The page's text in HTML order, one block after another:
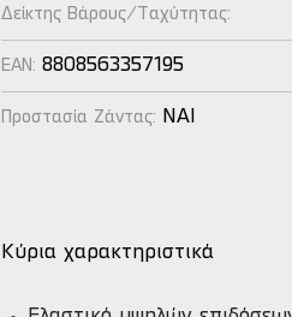
Δείκτης Βάρους/Ταχύτητας:
EAN: 8808563357195
Προστασία Ζάντας: NAI
Κύρια χαρακτηριστικά